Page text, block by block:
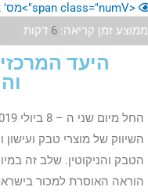
<span class="numV">מס' צפיות בפוסט:</span>
ממוצע זמן קריאה: 6 דקות
היעד
השיווק של מוצרי טבק
הטבק והניקוטין. שלב זה
הוראה האוסרת למכור